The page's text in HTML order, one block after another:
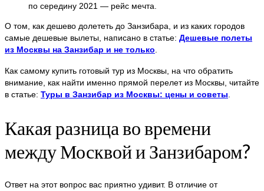
по середину 2021 — рейс мечта.
О том, как дешево долететь до Занзибара, и из каких городов
самые дешевые вылеты, написано в статье: Дешевые полеты
из Москвы на Занзибар и не только
Как самому купить готовый тур из Москвы, на что обратить
внимание, как найти именно прямой перелет из Москвы, читайте
в статье: Туры в Занзибар из Москвы: цены и советы
Какая разница во времени
между Москвой и Занзибаром?
Ответ на этот вопрос вас приятно удивит. В отличие от